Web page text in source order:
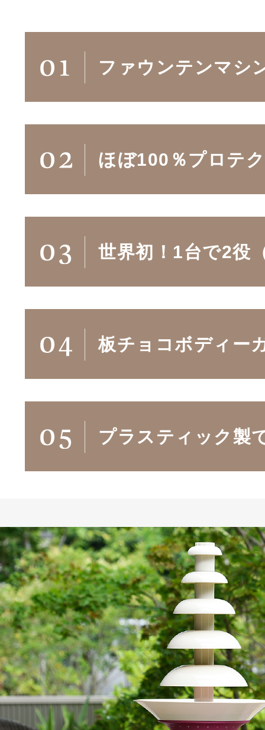
ファウンテンマシ
ほぼ100％プロテ
世界初！1台で2役
板チョコボディー
プラスティック製